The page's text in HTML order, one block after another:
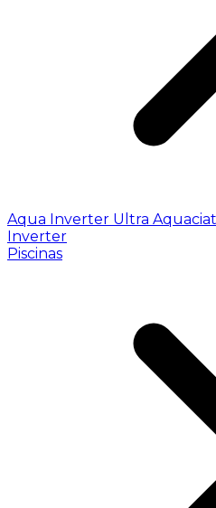
Aqua Inverter Ultra
Inverter
Piscinas